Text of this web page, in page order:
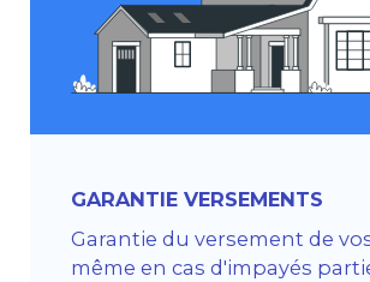
GARANTIE VERSEMENTS
Garantie du versement de
même en cas d'impayés